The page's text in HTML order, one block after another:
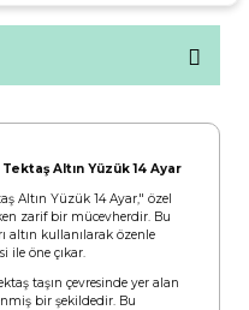
Altın Yüzük 14 Ayar
Altın Yüzük 14 Ayar," özel
zarif bir mücevherdir. Bu
altın kullanılarak özenle
ile öne çıkar.
taşın çevresinde yer alan
bir şekildedir. Bu